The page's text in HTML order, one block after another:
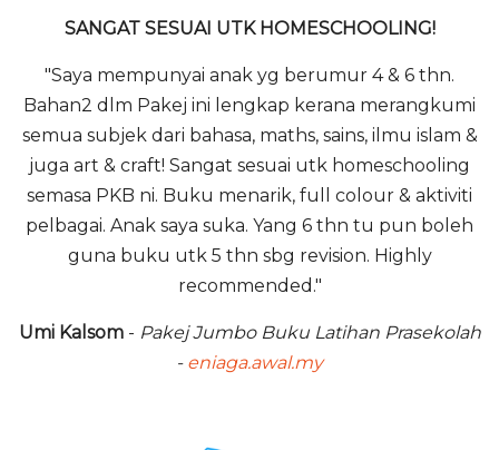
SANGAT SESUAI UTK HOMESCHOOLING!
"Saya mempunyai anak yg berumur 4 & 6 thn.
Bahan2 dlm Pakej ini lengkap kerana merangkumi
semua subjek dari bahasa, maths, sains, ilmu islam &
juga art & craft! Sangat sesuai utk homeschooling
semasa PKB ni. Buku menarik, full colour & aktiviti
pelbagai. Anak saya suka. Yang 6 thn tu pun boleh
guna buku utk 5 thn sbg revision. Highly
recommended."
Umi Kalsom- Pakej Jumbo Buku Latihan Prasekolah
- eniaga.awal.my